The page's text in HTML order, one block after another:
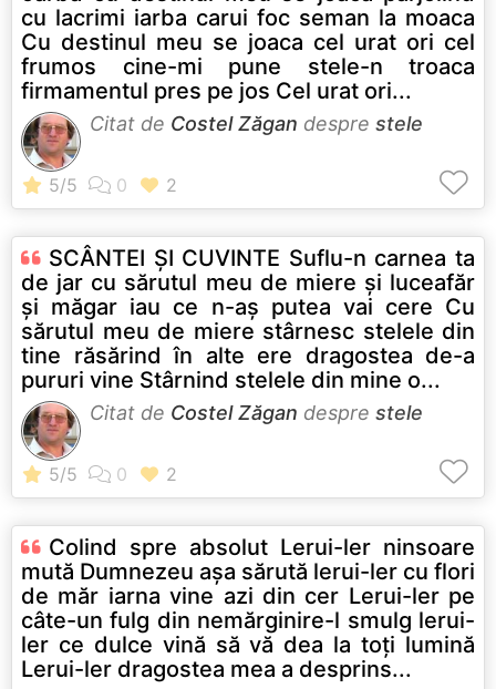
cu lacrimi iarba carui foc seman la moaca
Cu destinul meu se joaca cel urat ori cel
frumos cine-mi pune stele-n troaca
firmamentul pres pe jos Cel urat ori...
Citat de Costel Zăgan despre stele
SCÂNTEI ŞI CUVINTE Suflu-n carnea ta
de jar cu sărutul meu de miere şi luceafăr
şi măgar iau ce n-aş putea vai cere Cu
sărutul meu de miere stârnesc stelele din
tine răsărind în alte ere dragostea de-a
pururi vine Stârnind stelele din mine o...
Citat de Costel Zăgan despre stele
Colind spre absolut Lerui-ler ninsoare
mută Dumnezeu aşa sărută lerui-ler cu flori
de măr iarna vine azi din cer Lerui-ler pe
câte-un fulg din nemărginire-l smulg lerui-
ler ce dulce vină să vă dea la toţi lumină
Lerui-ler dragostea mea a desprins...